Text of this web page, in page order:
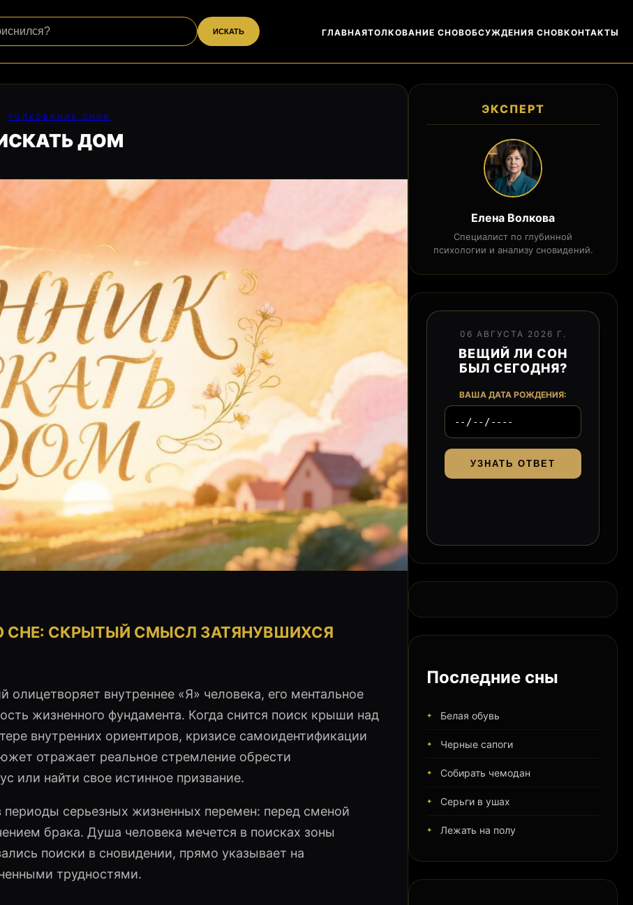
ИСКАТЬ ГЛАВНАЯТОЛКОВАНИЕ СНОВОБСУЖДЕНИЯ СНОВКОНТАКТЫ
ТОЛКОВАНИЕ СНОВ
ДОМ
СНЕ: СКРЫТЫЙ СМЫСЛ ЗАТЯНУВШИХСЯ
внутреннее «Я» человека, его ментальное
жизненного фундамента. Когда снится поиск крыши над
внутренних ориентиров, кризисе самоидентификации
отражает реальное стремление обрести
или найти свое истинное призвание.
серьезных жизненных перемен: перед сменой
брака. Душа человека мечется в поисках зоны
поиски в сновидении, прямо указывает на
трудностями.
ЭКСПЕРТ
Елена Волкова
Специалист по глубинной
психологии и анализу сновидений.
06 АВГУСТА 2026 Г.
ВЕЩИЙ ЛИ СОН
БЫЛ СЕГОДНЯ?
ВАША ДАТА РОЖДЕНИЯ:
УЗНАТЬ ОТВЕТ
Последние сны
Белая обувь
Черные сапоги
Собирать чемодан
Серьги в ушах
Лежать на полу